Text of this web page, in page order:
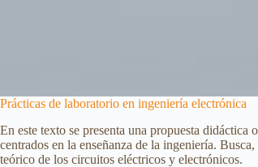
Prácticas de laboratorio en ingeniería electrónica
En este texto se presenta una propuesta
centrados en la enseñanza de la ingeniería.
teórico de los circuitos eléctricos y electrónicos.